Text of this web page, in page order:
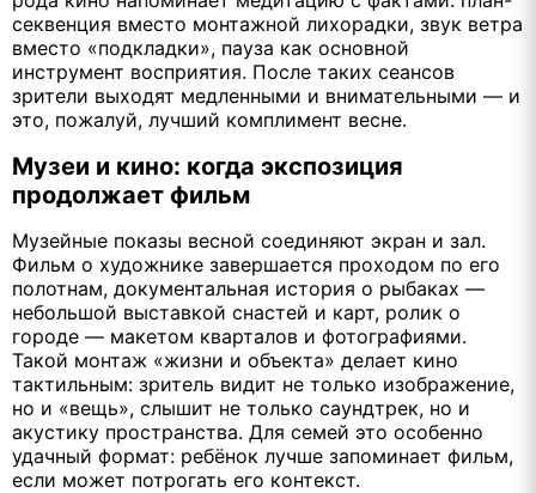
секвенция вместо монтажной лихорадки, звук ветра
вместо «подкладки», пауза как основной
инструмент восприятия. После таких сеансов
зрители выходят медленными и внимательными — и
это, пожалуй, лучший комплимент весне.
Музеи и кино: когда экспозиция
продолжает фильм
Музейные показы весной соединяют экран и зал.
Фильм о художнике завершается проходом по его
полотнам, документальная история о рыбаках —
небольшой выставкой снастей и карт, ролик о
городе — макетом кварталов и фотографиями.
Такой монтаж «жизни и объекта» делает кино
тактильным: зритель видит не только изображение,
но и «вещь», слышит не только саундтрек, но и
акустику пространства. Для семей это особенно
удачный формат: ребёнок лучше запоминает фильм,
если может потрогать его контекст.